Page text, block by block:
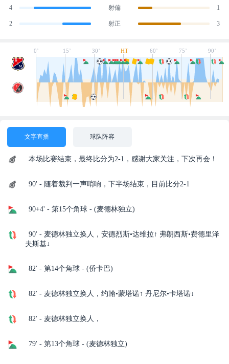
4 射偏 1
2 射正 3
0’ 15’ 30’ HT 60’ 75’ 90’
文字直播 球队阵容
本场比赛结束，最终比分为2-1，感谢大家关注，下次再会！
90' - 随着裁判一声哨响，下半场结束，目前比分2-1
90+4' - 第15个角球 - (麦德林独立)
90' - 麦德林独立换人，安德烈斯•达维拉↑ 弗朗西斯•费德里泽
夫斯基↓
82' - 第14个角球 - (侨卡巴)
82' - 麦德林独立换人，约翰•蒙塔诺↑ 丹尼尔•卡塔诺↓
82' - 麦德林独立换人，
79' - 第13个角球 - (麦德林独立)